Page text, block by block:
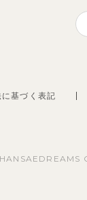
基づく表記